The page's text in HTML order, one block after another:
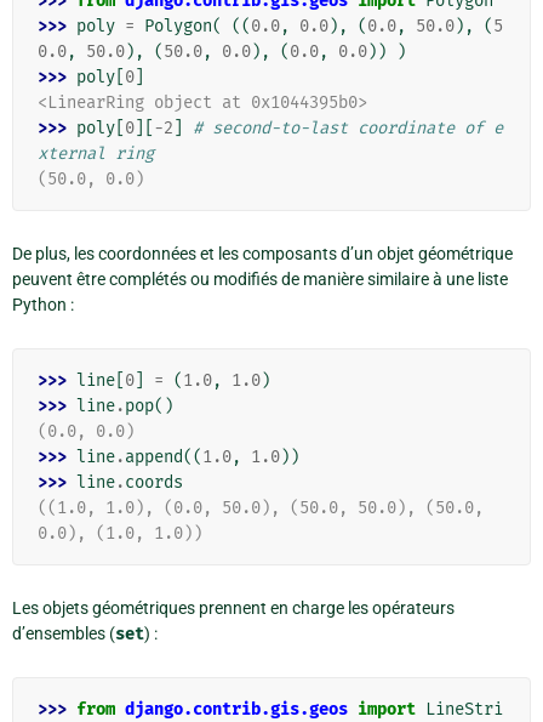
>>> poly = Polygon( ((0.0, 0.0), (0.0, 50.0), (5
0.0, 50.0), (50.0, 0.0), (0.0, 0.0))
)
>>> poly 0
<LinearRing object at 0x1044395b0>
>>> poly 0 -2
# second-to-last coordinate of e
xternal ring
(50.0, 0.0)
De plus, les coordonnées et les composants d’un objet géométrique
peuvent être complétés ou modifiés de manière similaire à une liste
Python :
>>> line 0 = (1.0, 1.0)
>>> line.pop()
(0.0, 0.0)
>>> line.append((1.0, 1.0))
>>> line.coords
((1.0, 1.0), (0.0, 50.0), (50.0, 50.0), (50.0,
0.0), (1.0, 1.0))
Les objets géométriques prennent en charge les opérateurs
d’ensembles (set) :
>>> from django.contrib.gis.geos import LineStri